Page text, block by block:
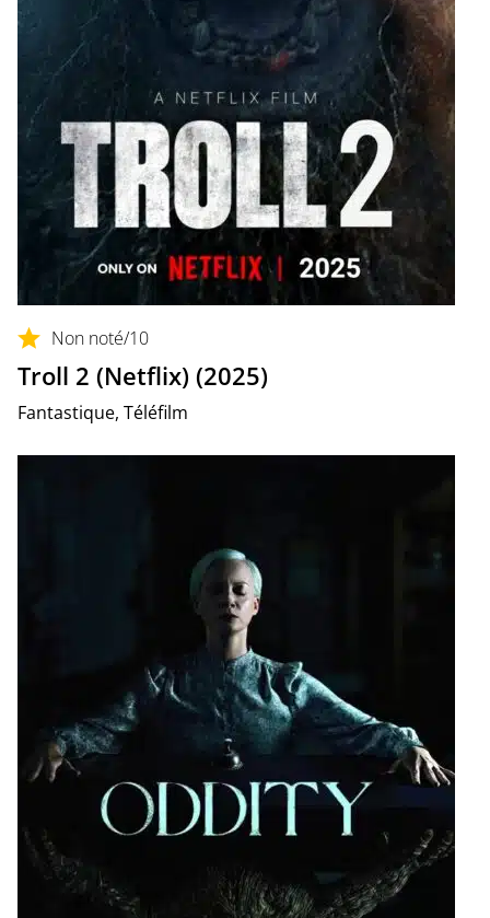
Non noté/10
Troll 2 (Netflix) (2025)
Fantastique, Téléfilm